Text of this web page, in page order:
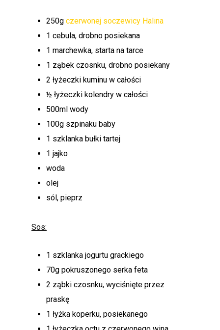
250g czerwonej soczewicy Halina
1 cebula, drobno posiekana
1 marchewka, starta na tarce
1 ząbek czosnku, drobno posiekany
2 łyżeczki kuminu w całości
½ łyżeczki kolendry w całości
500ml wody
100g szpinaku baby
1 szklanka bułki tartej
1 jajko
woda
olej
sól, pieprz
Sos:
1 szklanka jogurtu grackiego
70g pokruszonego serka feta
2 ząbki czosnku, wyciśnięte przez
praskę
1 łyżka koperku, posiekanego